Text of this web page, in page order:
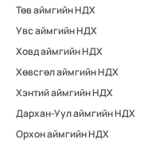
Төв аймгийн НДХ
Увс аймгийн НДХ
Ховд аймгийн НДХ
Хөвсгөл аймгийн НДХ
Хэнтий аймгийн НДХ
Дархан-Уул аймгийн НДХ
Орхон аймгийн НДХ